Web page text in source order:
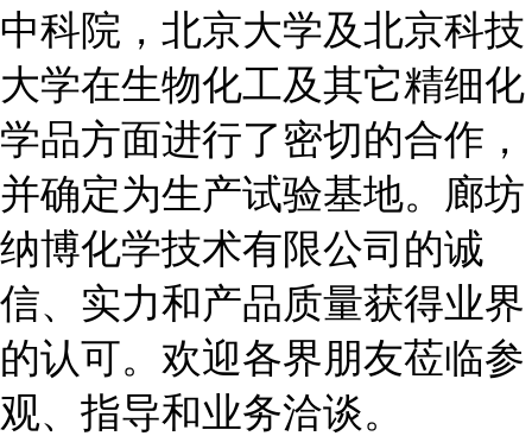
中科院，北京大学及北京科技
大学在生物化工及其它精细化
学品方面进行了密切的合作，
并确定为生产试验基地。廊坊
纳博化学技术有限公司的诚
信、实力和产品质量获得业界
的认可。欢迎各界朋友莅临参
观、指导和业务洽谈。